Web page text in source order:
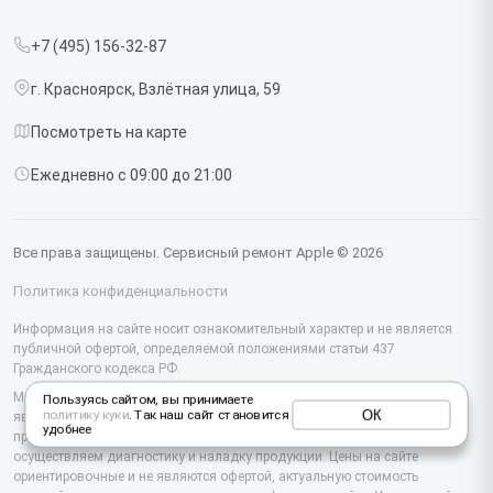
Срочный ремонт
Доставка и способы оплаты
Диагностика
Контакты
Studio Display
Vision Pro
+7 (495) 156-32-87
г. Красноярск, Взлётная улица, 59
Посмотреть на карте
Ежедневно с 09:00 до 21:00
Все права защищены. Сервисный ремонт Apple © 2026
Политика конфиденциальности
Информация на сайте носит ознакомительный характер и не является
публичной офертой, определяемой положениями статьи 437
Гражданского кодекса РФ.
Мы специализируемся на обслуживании и ремонте техники Apple, но не
являемся их официальным представителем. Предоставляем
профессиональные услуги после истечения гарантии, а также
осуществляем диагностику и наладку продукции. Цены на сайте
ориентировочные и не являются офертой, актуальную стоимость
Пользуясь сайтом, вы принимаете
политику куки. Так наш сайт становится
удобнее
ОК